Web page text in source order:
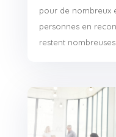
pour de nombreux
personnes en
restent nombreuses